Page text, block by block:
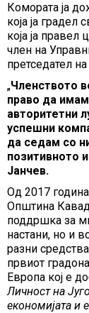
Комората ја
која ја градел
која ја правел
член на
претседател
„Членството
право да
авторитетни
успешни
да седам со
позитивното
Јанчев.
Од 2017
Општина
поддршка за
настани, но и
разни
првиот
Европа кој е
Личност на
економијата и